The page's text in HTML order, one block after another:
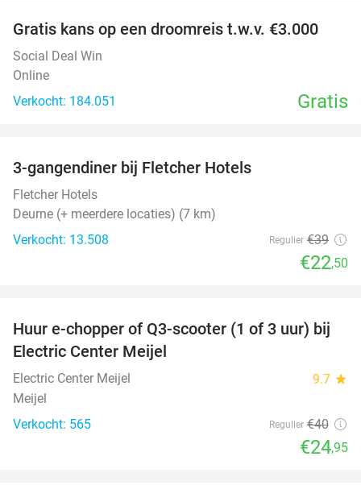
Gratis kans op een droomreis t.w.v. €3.000
Social Deal Win
Online
Verkocht: 184.051
Gratis
3-gangendiner bij Fletcher Hotels
Fletcher Hotels
Deurne (+ meerdere locaties) (7 km)
Verkocht: 13.508
Regulier €39
€22,50
38%
Huur e-chopper of Q3-scooter (1 of 3 uur) bij
Electric Center Meijel
Electric Center Meijel 9.7 star
Meijel
Verkocht: 565
Regulier €40
€24,95